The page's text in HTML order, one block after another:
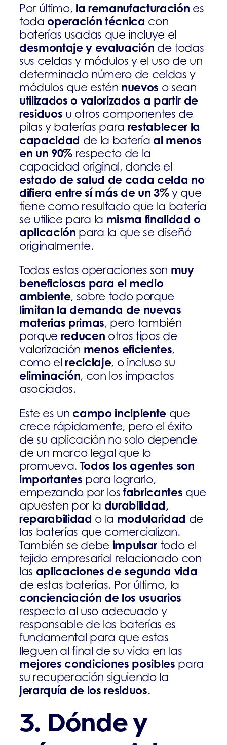
Por último, la remanufacturación es
toda operación técnica con
baterías usadas que incluye el
desmontaje y evaluación de todas
sus celdas y módulos y el uso de un
determinado número de celdas y
módulos que estén nuevos o sean
utilizados o valorizados a partir de
residuos u otros componentes de
pilas y baterías para restablecer la
capacidad de la batería al menos
en un 90% respecto de la
capacidad original, donde el
estado de salud de cada celda no
difiera entre sí más de un 3%y que
tiene como resultado que la batería
se utilice para la misma finalidad o
aplicación para la que se diseñó
originalmente.
Todas estas operaciones son muy
beneficiosas para el medio
ambiente, sobre todo porque
limitan la demanda de nuevas
materias primas, pero también
porque reducen otros tipos de
valorización menos eficientes,
como elreciclaje, o incluso su
eliminación, con los impactos
asociados.
Este es un campo incipiente que
crece rápidamente, pero el éxito
de su aplicación no solo depende
de un marco legal que lo
promueva. Todos los agentes son
importantes para lograrlo,
empezando por losfabricantes que
apuesten por la durabilidad,
reparabilidad o la modularidad de
las baterías que comercializan.
También se debe impulsar todo el
tejido empresarial relacionado con
las aplicaciones de segunda vida
de estas baterías. Por último, la
concienciación de los usuarios
respecto al uso adecuado y
responsable de las baterías es
fundamental para que estas
lleguen al final de su vida en las
mejores condiciones posibles para
su recuperación siguiendo la
jerarquía de los residuos.
3. Dónde y